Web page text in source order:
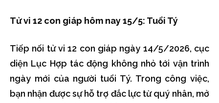
Tử vi 12 con giáp hôm nay 15/5: Tuổi Tý
Tiếp nối tử vi 12 con giáp ngày 14/5/2026, cục
diện Lục Hợp tác động không nhỏ tới vận trình
ngày mới của người tuổi Tý. Trong công việc,
bạn nhận được sự hỗ trợ đắc lực từ quý nhân, mở